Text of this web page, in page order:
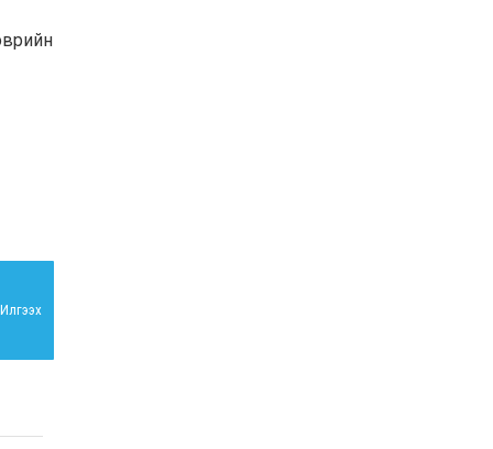
Илгээх